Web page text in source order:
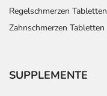
Ihrem Arzt in
der Regel
Regelschmerzen Tabletten
Zahnschmerzen Tabletten
SUPPLEMENTE